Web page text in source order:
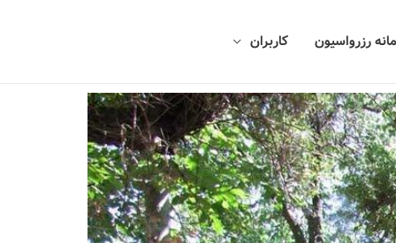
رزرواسیون کاربران